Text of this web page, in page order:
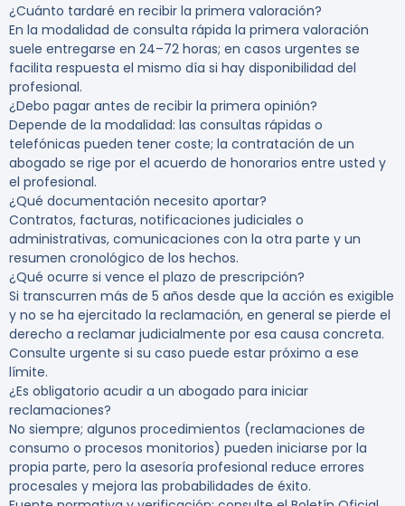
¿Cuánto tardaré en recibir la primera valoración?
En la modalidad de consulta rápida la primera valoración
suele entregarse en 24–72 horas; en casos urgentes se
facilita respuesta el mismo día si hay disponibilidad del
profesional.
¿Debo pagar antes de recibir la primera opinión?
Depende de la modalidad: las consultas rápidas o
telefónicas pueden tener coste; la contratación de un
abogado se rige por el acuerdo de honorarios entre usted y
el profesional.
¿Qué documentación necesito aportar?
Contratos, facturas, notificaciones judiciales o
administrativas, comunicaciones con la otra parte y un
resumen cronológico de los hechos.
¿Qué ocurre si vence el plazo de prescripción?
Si transcurren más de 5 años desde que la acción es exigible
y no se ha ejercitado la reclamación, en general se pierde el
derecho a reclamar judicialmente por esa causa concreta.
Consulte urgente si su caso puede estar próximo a ese
límite.
¿Es obligatorio acudir a un abogado para iniciar
reclamaciones?
No siempre; algunos procedimientos (reclamaciones de
consumo o procesos monitorios) pueden iniciarse por la
propia parte, pero la asesoría profesional reduce errores
procesales y mejora las probabilidades de éxito.